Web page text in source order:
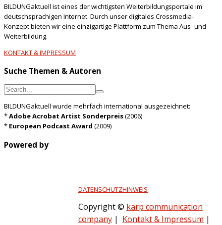
BILDUNGaktuell ist eines der wichtigsten Weiterbildungsportale im
deutschsprachigen Internet. Durch unser digitales Crossmedia-
Konzept bieten wir eine einzigartige Plattform zum Thema Aus- und
Weiterbildung.
KONTAKT & IMPRESSUM
Suche Themen & Autoren
BILDUNGaktuell wurde mehrfach international ausgezeichnet:
*Adobe Acrobat Artist Sonderpreis(2006)
* European Podcast Award (2009)
Powered by
DATENSCHUTZHINWEIS
Copyright © karp communication
company | Kontakt & Impressum |